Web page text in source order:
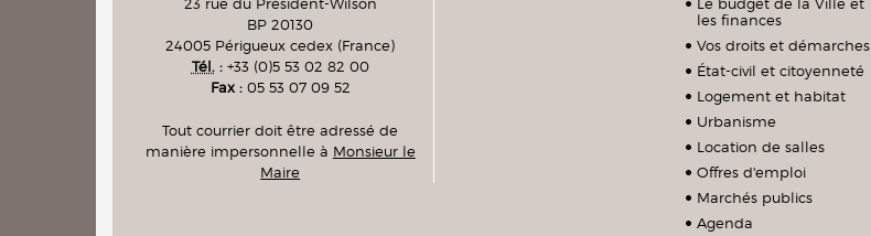
BP 20130
24005 Périgueux cedex (France)
Tél. : +33 (0)5 53 02 82 00
Fax : 05 53 07 09 52
Tout courrier doit être adressé de
manière impersonnelle à Monsieur le
Maire
les finances
Vos droits et démarches
État-civil et citoyenneté
Logement et habitat
Urbanisme
Location de salles
Offres d'emploi
Marchés publics
Agenda